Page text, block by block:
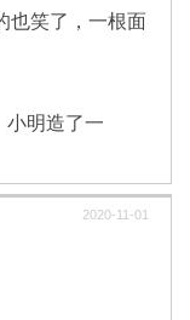
也笑了，一根面
小明造了一
2020-11-01